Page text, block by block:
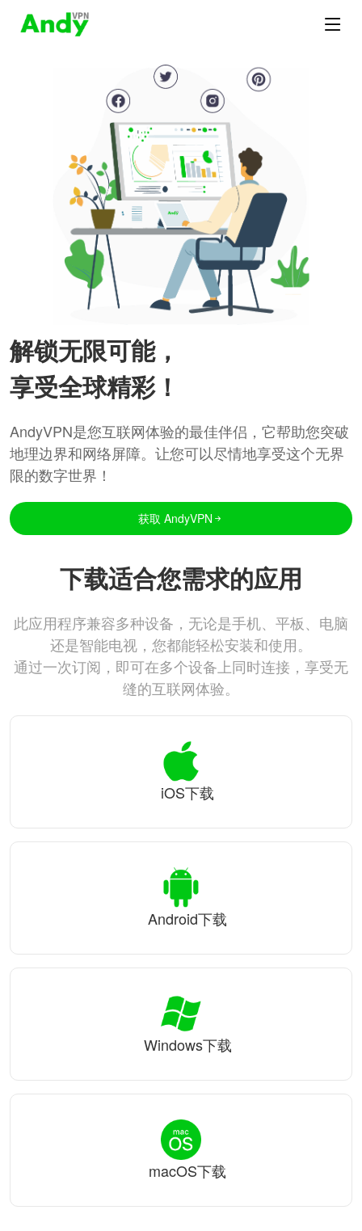
解锁无限可能，
享受全球精彩！
AndyVPN是您互联网体验的最佳伴侣，它帮助您突破
地理边界和网络屏障。让您可以尽情地享受这个无界
限的数字世界！
获取 AndyVPN
下载适合您需求的应用
此应用程序兼容多种设备，无论是手机、平板、电脑
还是智能电视，您都能轻松安装和使用。
通过一次订阅，即可在多个设备上同时连接，享受无
缝的互联网体验。
iOS下载
Android下载
Windows下载
macOS下载